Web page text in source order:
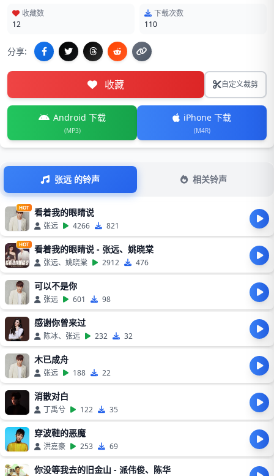
收藏数
12
下载次数
110
分享:
收藏 自定义裁剪
Android 下载
(MP3)
iPhone 下载
(M4R)
张远 的铃声 相关铃声
HOT 看着我的眼睛说
张远 4266 821
HOT 看着我的眼睛说 - 张远、姚晓棠
张远、姚晓棠 2912 476
可以不是你
张远 601 98
感谢你曾来过
陈冰、张远 232 32
木已成舟
张远 188 22
消散对白
丁禹兮 122 35
穿波鞋的恶魔
洪嘉豪 253 69
你没等我去的旧金山 - 派伟俊、陈华